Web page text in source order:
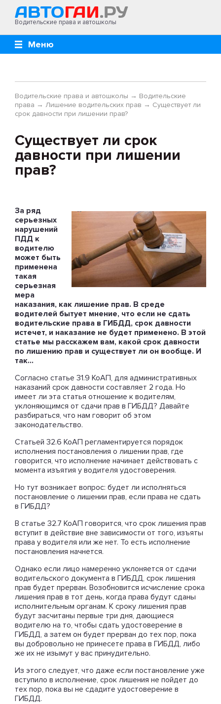
Водительские права и автошколы
Меню
Водительские права и автошколы → Водительские
права → Лишение водительских прав → Существует ли
срок давности при лишении прав?
Существует ли срок
давности при лишении
прав?
За ряд
серьезных
нарушений
ПДД к
водителю
может быть
применена
такая
серьезная
мера
наказания, как лишение прав. В среде
водителей бытует мнение, что если не сдать
водительские права в ГИБДД, срок давности
истечет, и наказание не будет применено. В этой
статье мы расскажем вам, какой срок давности
по лишению прав и существует ли он вообще. И
так…
Согласно статье 31.9 КоАП, для административных
наказаний срок давности составляет 2 года. Но
имеет ли эта статья отношение к водителям,
уклоняющимся от сдачи прав в ГИБДД? Давайте
разбираться, что нам говорит об этом
законодательство.
Статьей 32.6 КоАП регламентируется порядок
исполнения постановления о лишении прав, где
говорится, что исполнение начинает действовать с
момента изъятия у водителя удостоверения.
Но тут возникает вопрос: будет ли исполняться
постановление о лишении прав, если права не сдать
в ГИБДД?
В статье 32.7 КоАП говорится, что срок лишения прав
вступит в действие вне зависимости от того, изъяты
права у водителя или же нет. То есть исполнение
постановления начнется.
Однако если лицо намеренно уклоняется от сдачи
водительского документа в ГИБДД, срок лишения
прав будет прерван. Возобновится исчисление срока
лишения прав в тот день, когда права будут сданы
исполнительным органам. К сроку лишения прав
будут засчитаны первые три дня, дающиеся
водителю на то, чтобы сдать удостоверение в
ГИБДД, а затем он будет прерван до тех пор, пока
вы добровольно не принесете права в ГИБДД, либо
же их не изымут у вас принудительно.
Из этого следует, что даже если постановление уже
вступило в исполнение, срок лишения не пойдет до
тех пор, пока вы не сдадите удостоверение в
ГИБДД.